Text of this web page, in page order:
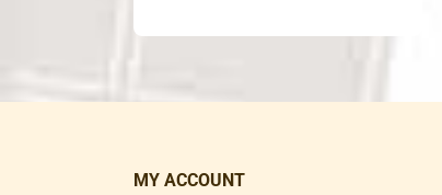
MY ACCOUNT